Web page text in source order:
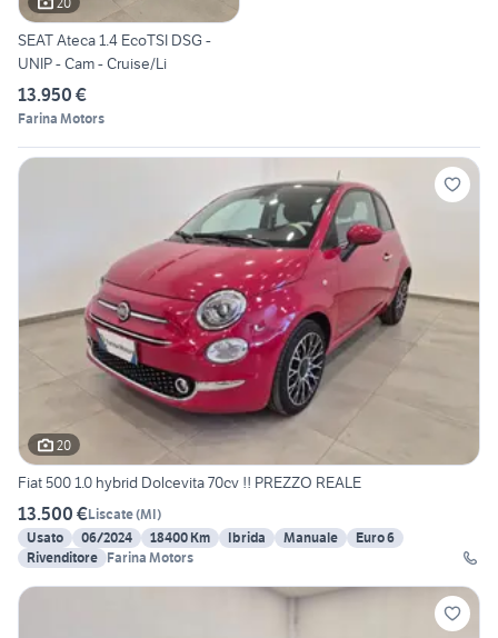
SEAT Ateca 1.4 EcoTSI DSG -
UNIP - Cam - Cruise/Li
13.950 €
Farina Motors
20
Fiat 500 1.0 hybrid Dolcevita 70cv !! PREZZO REALE
13.500 €Liscate(MI)
Usato
06/2024 18400 Km Ibrida Manuale
Euro 6
Rivenditore Farina Motors